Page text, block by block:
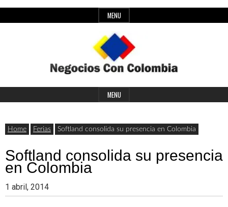
to
MENU
Negocios
con
Colombia
Últimas
noticias,
comunicados
actualidad
de
negocios
Header
MENU
Home Ferias Softland consolida su presencia en Colombia
Softland consolida su presencia
en Colombia
1 abril, 2014